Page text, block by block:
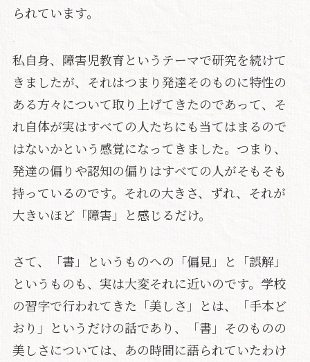
られています。
私自身、障害児教育というテーマで研究を続けて
きましたが、それはつまり発達そのものに特性の
ある方々について取り上げてきたのであって、そ
れ自体が実はすべての人たちにも当てはまるので
はないかという感覚になってきました。つまり、
発達の偏りや認知の偏りはすべての人がそもそも
持っているのです。それの大きさ、ずれ、それが
大きいほど「障害」と感じるだけ。
さて、「書」というものへの「偏見」と「誤解」
というものも、実は大変それに近いのです。学校
の習字で行われてきた「美しさ」とは、「手本ど
おり」というだけの話であり、「書」そのものの
美しさについては、あの時間に語られていたわけ